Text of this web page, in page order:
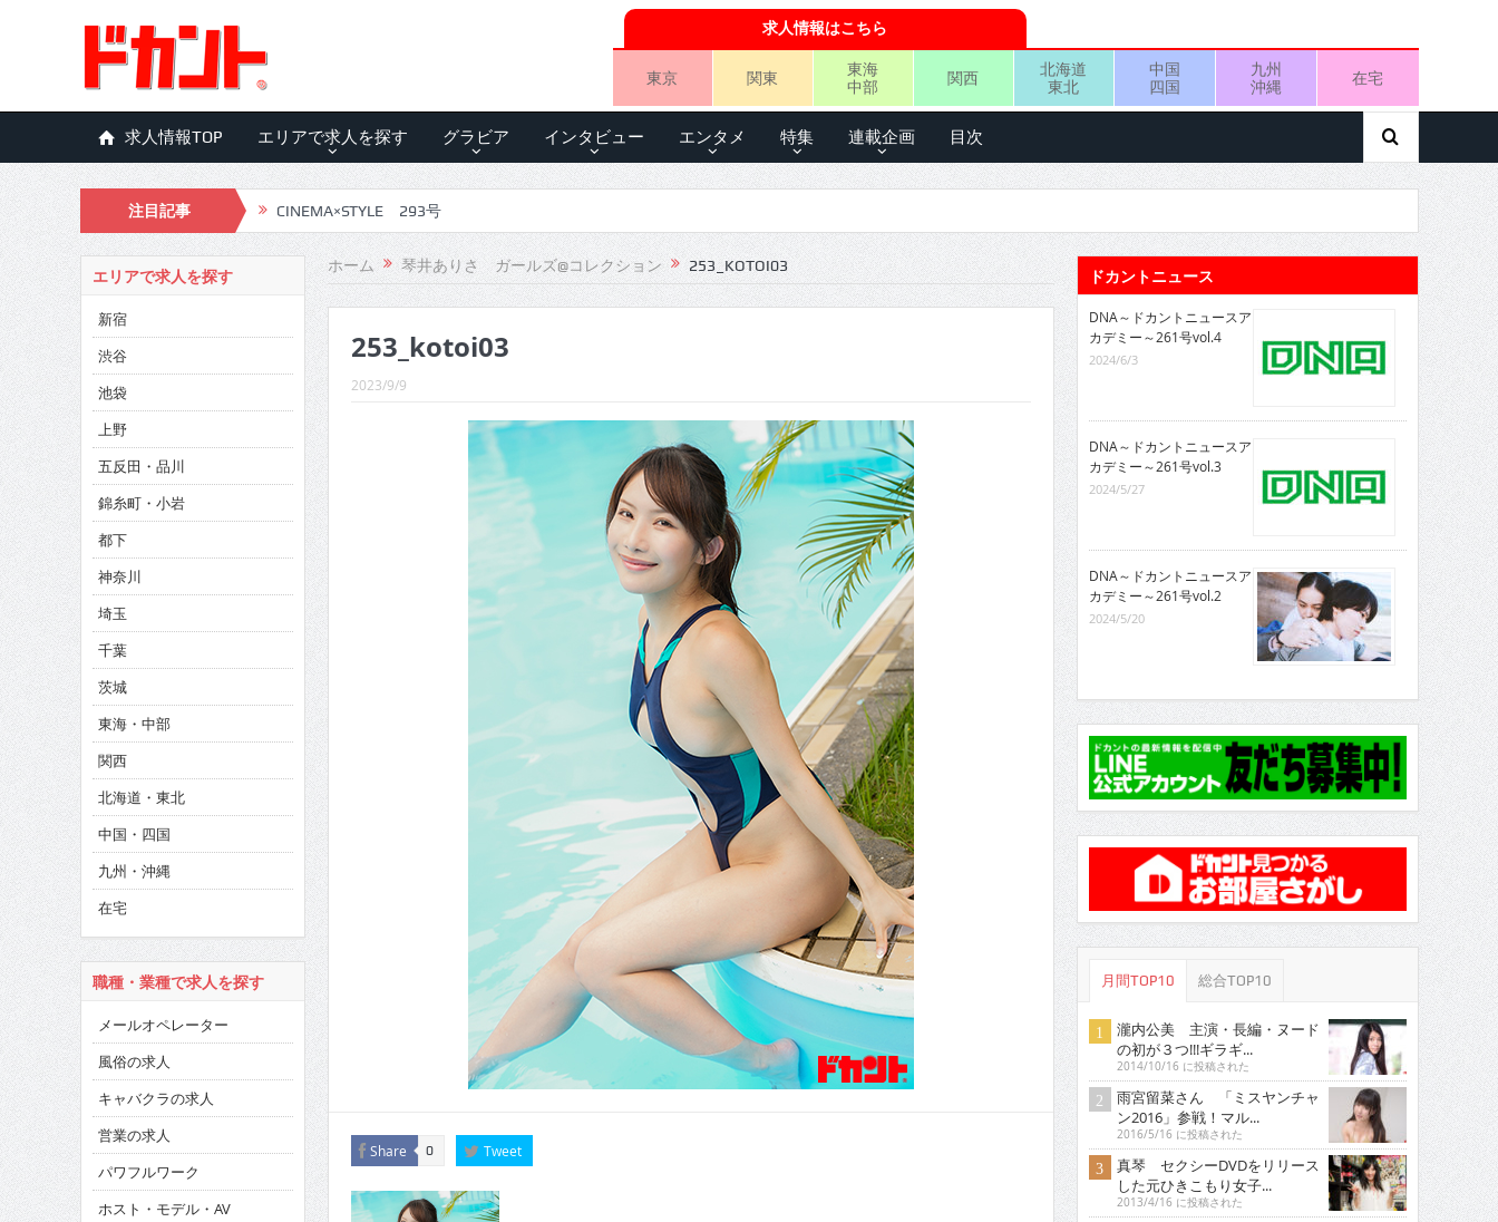
求人情報はこちら
東京 関東
東海
中部
関西
北海道
東北
中国
四国
九州
沖縄
在宅
求人情報TOP エリアで求人を探す グラビア インタビュー エンタメ 特集 連載企画 目次
注目記事 CINEMA×STYLE 293号
CINEMA×STYLE 292号
CINEMA×STYLE 291号
CINEMA×STYLE 290号
CINEMA×STYLE 289号
CINEMA×STYLE 288号
CINEMA×STYLE 286号
CINEMA×STYLE 285号
CINEMA×STYLE 294号
ホーム 琴井ありさ ガールズ@コレクション 253_KOTOI03
253_kotoi03
2023/9/9
Share 0 Tweet
エリアで求人を探す
新宿
渋谷
池袋
上野
五反田・品川
錦糸町・小岩
都下
神奈川
埼玉
千葉
茨城
東海・中部
関西
北海道・東北
中国・四国
九州・沖縄
在宅
職種・業種で求人を探す
メールオペレーター
風俗の求人
キャバクラの求人
営業の求人
パワフルワーク
ホスト・モデル・AV
ドカントニュース
DNA～ドカントニュースア
カデミー～261号vol.4
2024/6/3
DNA～ドカントニュースア
カデミー～261号vol.3
2024/5/27
DNA～ドカントニュースア
カデミー～261号vol.2
2024/5/20
月間TOP10 総合TOP10
瀧内公美 主演・長編・ヌード
の初が３つ!!!ギラギ...
2014/10/16 に投稿された
雨宮留菜さん 「ミスヤンチャ
ン2016」参戦！マル...
2016/5/16 に投稿された
真琴 セクシーDVDをリリース
した元ひきこもり女子...
2013/4/16 に投稿された